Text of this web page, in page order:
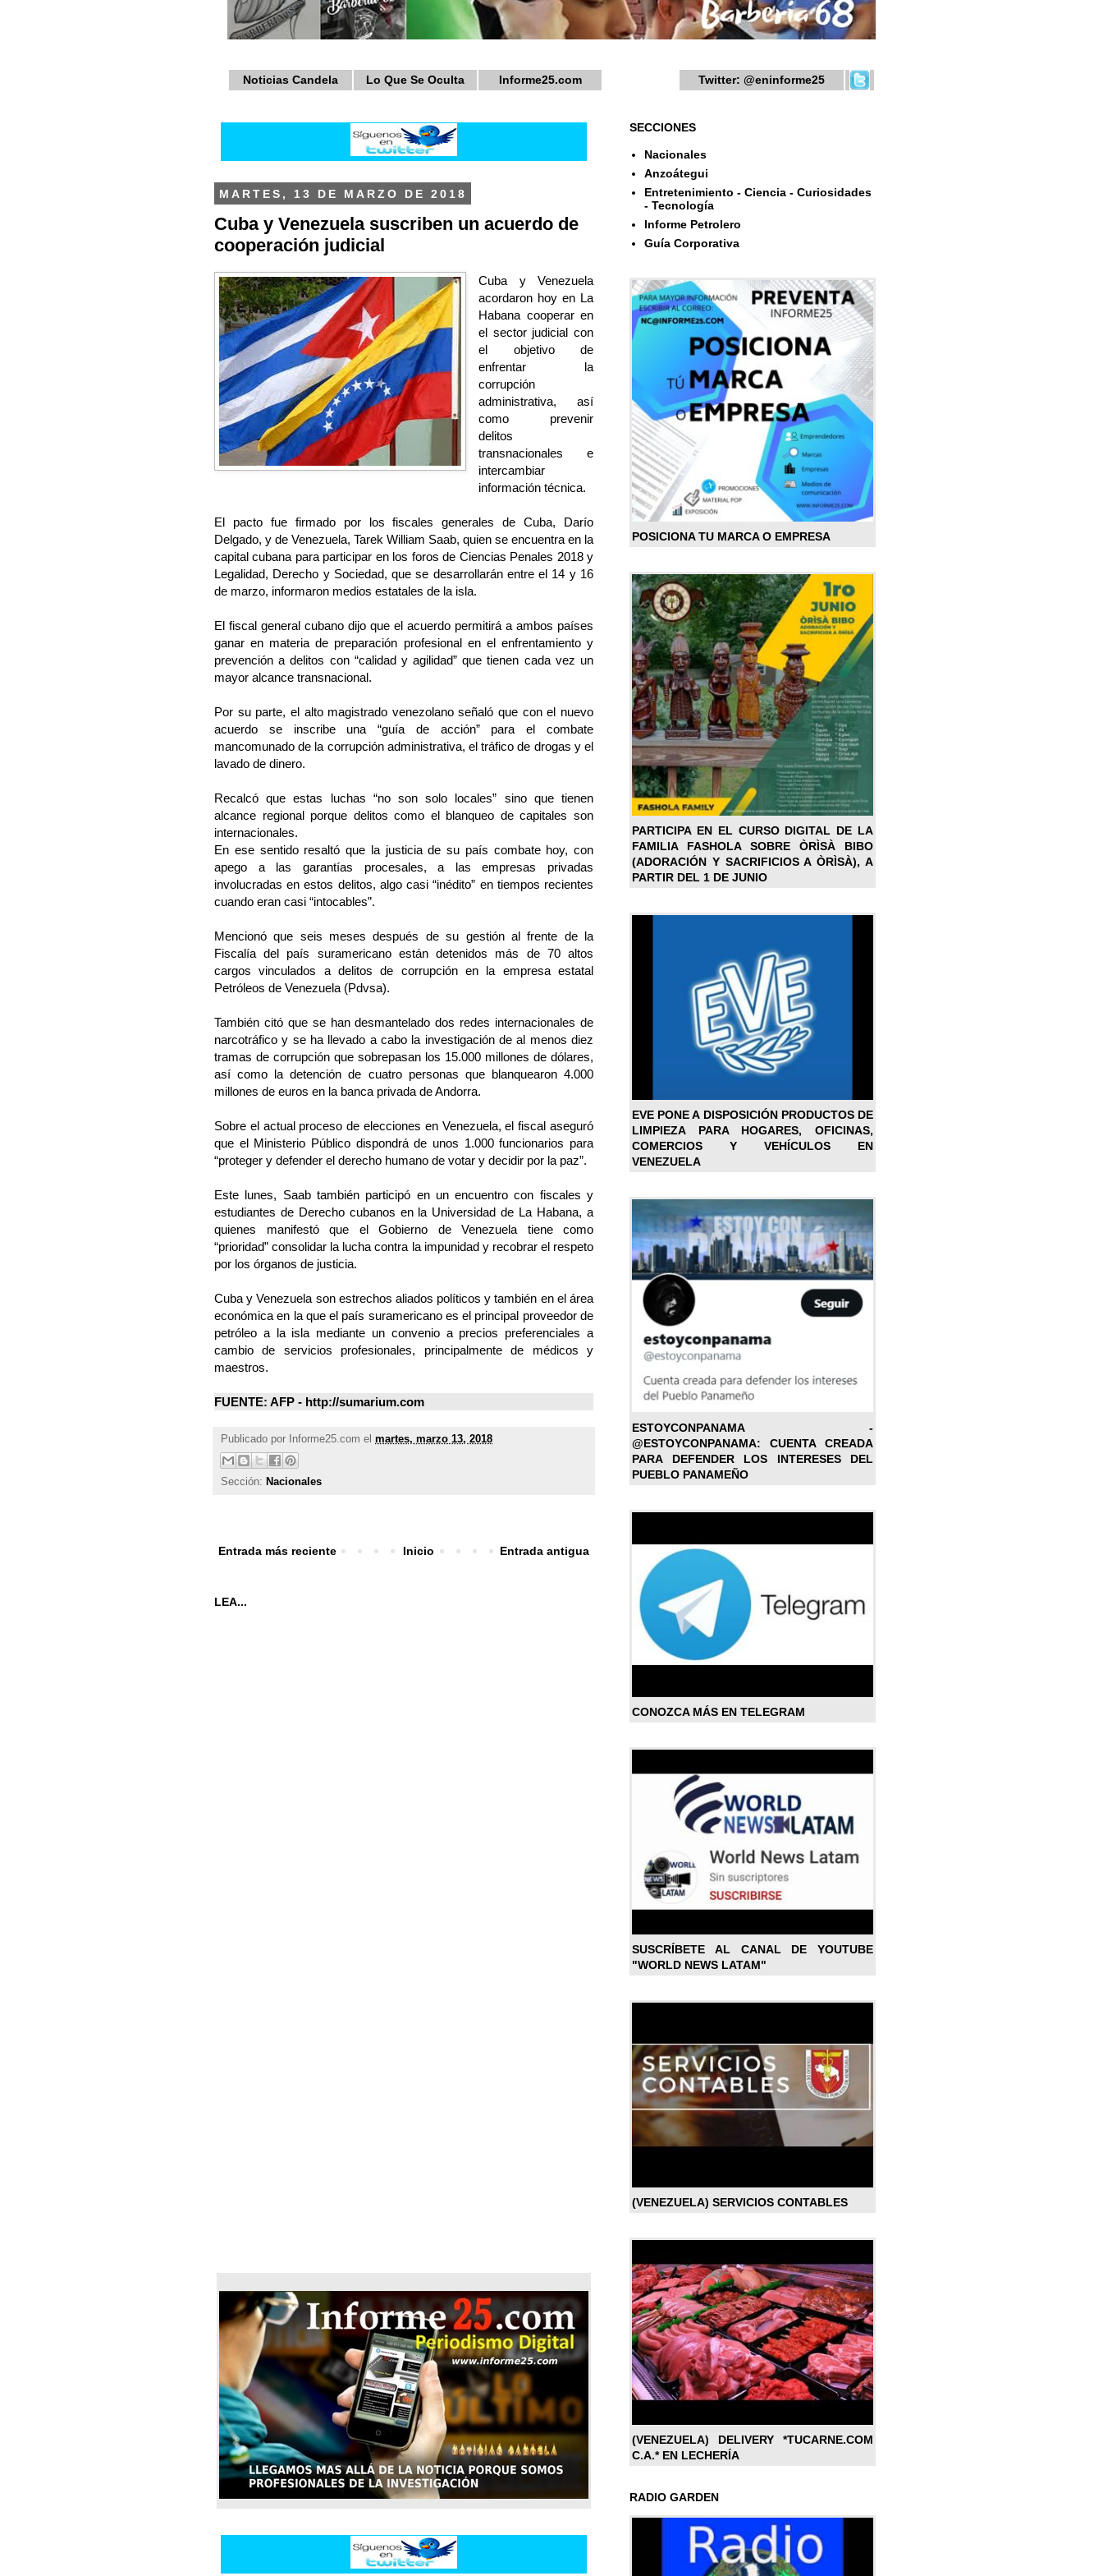
Noticias Candela Lo Que Se Oculta Informe25.com Twitter: @eninforme25
MARTES, 13 DE MARZO DE 2018
Cuba y Venezuela suscriben un acuerdo de
cooperación judicial
Cuba y Venezuela
acordaron hoy en La
Habana cooperar en
el sector judicial con
el objetivo de
enfrentar la
corrupción
administrativa, así
como prevenir
delitos
transnacionales e
intercambiar
información técnica.
El pacto fue firmado por los fiscales generales de Cuba, Darío
Delgado, y de Venezuela, Tarek William Saab, quien se encuentra en la
capital cubana para participar en los foros de Ciencias Penales 2018 y
Legalidad, Derecho y Sociedad, que se desarrollarán entre el 14 y 16
de marzo, informaron medios estatales de la isla.
El fiscal general cubano dijo que el acuerdo permitirá a ambos países
ganar en materia de preparación profesional en el enfrentamiento y
prevención a delitos con “calidad y agilidad” que tienen cada vez un
mayor alcance transnacional.
Por su parte, el alto magistrado venezolano señaló que con el nuevo
acuerdo se inscribe una “guía de acción” para el combate
mancomunado de la corrupción administrativa, el tráfico de drogas y el
lavado de dinero.
Recalcó que estas luchas “no son solo locales” sino que tienen
alcance regional porque delitos como el blanqueo de capitales son
internacionales.
En ese sentido resaltó que la justicia de su país combate hoy, con
apego a las garantías procesales, a las empresas privadas
involucradas en estos delitos, algo casi “inédito” en tiempos recientes
cuando eran casi “intocables”.
Mencionó que seis meses después de su gestión al frente de la
Fiscalía del país suramericano están detenidos más de 70 altos
cargos vinculados a delitos de corrupción en la empresa estatal
Petróleos de Venezuela (Pdvsa).
También citó que se han desmantelado dos redes internacionales de
narcotráfico y se ha llevado a cabo la investigación de al menos diez
tramas de corrupción que sobrepasan los 15.000 millones de dólares,
así como la detención de cuatro personas que blanquearon 4.000
millones de euros en la banca privada de Andorra.
Sobre el actual proceso de elecciones en Venezuela, el fiscal aseguró
que el Ministerio Público dispondrá de unos 1.000 funcionarios para
“proteger y defender el derecho humano de votar y decidir por la paz”.
Este lunes, Saab también participó en un encuentro con fiscales y
estudiantes de Derecho cubanos en la Universidad de La Habana, a
quienes manifestó que el Gobierno de Venezuela tiene como
“prioridad” consolidar la lucha contra la impunidad y recobrar el respeto
por los órganos de justicia.
Cuba y Venezuela son estrechos aliados políticos y también en el área
económica en la que el país suramericano es el principal proveedor de
petróleo a la isla mediante un convenio a precios preferenciales a
cambio de servicios profesionales, principalmente de médicos y
maestros.
FUENTE: AFP - http://sumarium.com
Publicado por Informe25.com el martes, marzo 13, 2018
Sección: Nacionales
Entrada más reciente Entrada antigua
Inicio
LEA...
SECCIONES
Nacionales
Anzoátegui
Entretenimiento - Ciencia - Curiosidades
- Tecnología
Informe Petrolero
Guía Corporativa
POSICIONA TU MARCA O EMPRESA
PARTICIPA EN EL CURSO DIGITAL DE LA
FAMILIA FASHOLA SOBRE ÒRÌSÀ BIBO
(ADORACIÓN Y SACRIFICIOS A ÒRÌSÀ), A
PARTIR DEL 1 DE JUNIO
EVE PONE A DISPOSICIÓN PRODUCTOS DE
LIMPIEZA PARA HOGARES, OFICINAS,
COMERCIOS Y VEHÍCULOS EN
VENEZUELA
ESTOYCONPANAMA -
@ESTOYCONPANAMA: CUENTA CREADA
PARA DEFENDER LOS INTERESES DEL
PUEBLO PANAMEÑO
CONOZCA MÁS EN TELEGRAM
SUSCRÍBETE AL CANAL DE YOUTUBE
"WORLD NEWS LATAM"
(VENEZUELA) SERVICIOS CONTABLES
(VENEZUELA) DELIVERY *TUCARNE.COM
C.A.* EN LECHERÍA
RADIO GARDEN